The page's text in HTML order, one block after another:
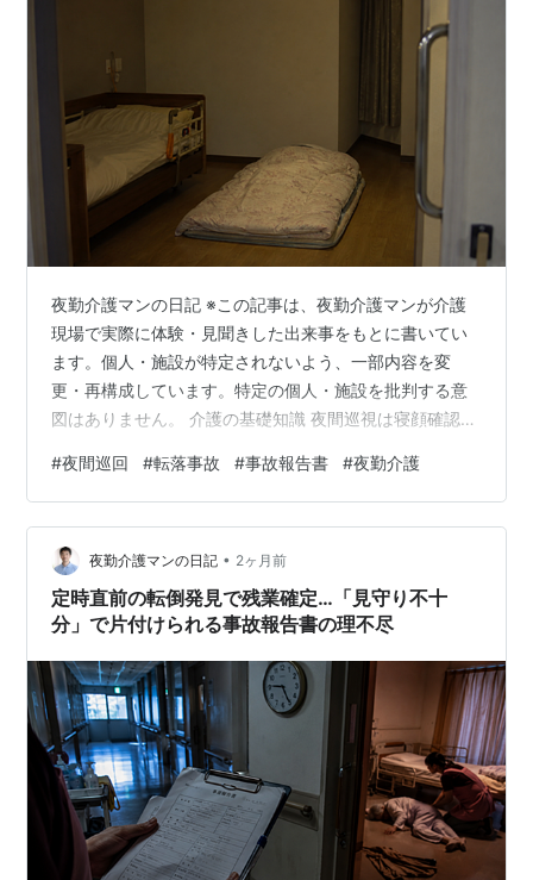
夜勤介護マンの日記 ※この記事は、夜勤介護マンが介護
現場で実際に体験・見聞きした出来事をもとに書いてい
ます。個人・施設が特定されないよう、一部内容を変
更・再構成しています。特定の個人・施設を批判する意
図はありません。 介護の基礎知識 夜間巡視は寝顔確認だ
具・点滴ルートまで、20年の夜勤経験から具体的に解説
夜勤介護マン ▷ この記事でわかること 夜間巡視で介護職
が確認している具体的なポイント 利用者さんによって注
意する部分がどう変わるか 異変に気づいたときの対応の
流れ 何もなくても記録・共有することの大切さ 目次 夜
間巡視は「寝ているか確認す…
#夜間巡回 #転落事故 #事故報告書 #夜勤介護
夜勤介護マンの日記 • 2ヶ月前
定時直前の転倒発見で残業確定…「見守り不十
分」で片付けられる事故報告書の理不尽